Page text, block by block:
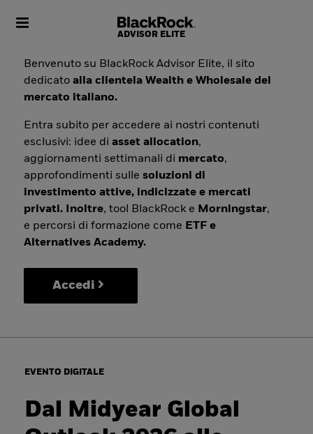
Toggle navigation
Benvenuto su BlackRock Advisor Elite, il sito
dedicatoalla clientela Wealth e Wholesale del
mercato italiano.
Entra subito per accedere ai nostri contenuti
esclusivi: idee diasset allocation,
aggiornamenti settimanali di mercato,
approfondimenti sullesoluzioni di
investimento attive, indicizzate e mercati
privati. Inoltre, tool BlackRock e Morningstar,
e percorsi di formazione come ETF e
Alternatives Academy.
Accedi
EVENTO DIGITALE
Dal Midyear Global